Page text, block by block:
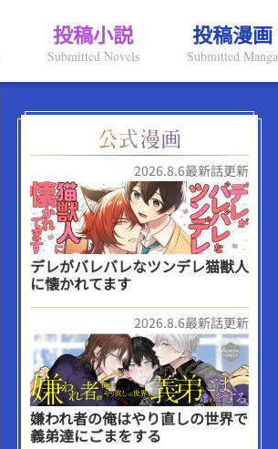
投稿小説
Submitted Novels
投稿漫画
Submitted Manga
2026.8.6最新話更新
デレがバレバレなツンデレ猫獣人
に懐かれてます
2026.8.6最新話更新
嫌われ者の俺はやり直しの世界で
義弟達にごまをする